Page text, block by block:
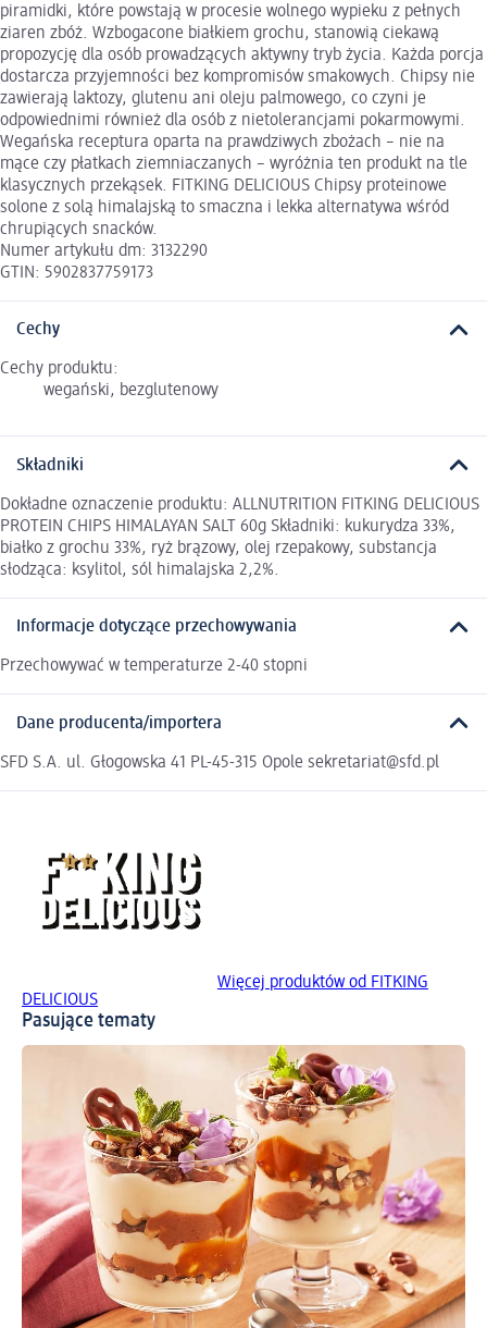
piramidki, które powstają w procesie wolnego wypieku z pełnych
ziaren zbóż. Wzbogacone białkiem grochu, stanowią ciekawą
propozycję dla osób prowadzących aktywny tryb życia. Każda porcja
dostarcza przyjemności bez kompromisów smakowych. Chipsy nie
zawierają laktozy, glutenu ani oleju palmowego, co czyni je
odpowiednimi również dla osób z nietolerancjami pokarmowymi.
Wegańska receptura oparta na prawdziwych zbożach – nie na
mące czy płatkach ziemniaczanych – wyróżnia ten produkt na tle
klasycznych przekąsek. FITKING DELICIOUS Chipsy proteinowe
solone z solą himalajską to smaczna i lekka alternatywa wśród
chrupiących snacków.
Numer artykułu dm: 3132290
GTIN: 5902837759173
Cechy
Cechy produktu:
wegański, bezglutenowy
Składniki
Dokładne oznaczenie produktu: ALLNUTRITION FITKING DELICIOUS
PROTEIN CHIPS HIMALAYAN SALT 60g Składniki: kukurydza 33%,
białko z grochu 33%, ryż brązowy, olej rzepakowy, substancja
słodząca: ksylitol, sól himalajska 2,2%.
Informacje dotyczące przechowywania
Przechowywać w temperaturze 2-40 stopni
Dane producenta/importera
SFD S.A. ul. Głogowska 41 PL-45-315 Opole sekretariat@sfd.pl
Więcej produktów od FITKING
DELICIOUS
Pasujące tematy